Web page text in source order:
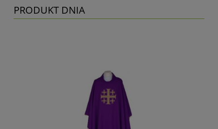
PRODUKT DNIA